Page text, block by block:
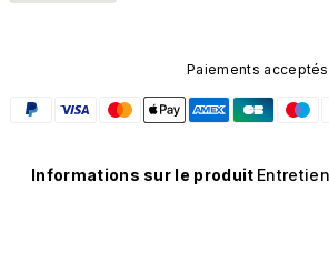
Paiements acceptés
Informations sur le produit